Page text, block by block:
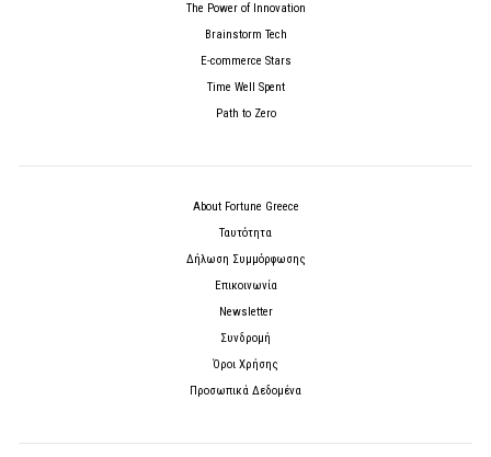
The Power of Innovation
Brainstorm Tech
E-commerce Stars
Time Well Spent
Path to Zero
About Fortune Greece
Ταυτότητα
Δήλωση Συμμόρφωσης
Επικοινωνία
Newsletter
Συνδρομή
Όροι Χρήσης
Προσωπικά Δεδομένα